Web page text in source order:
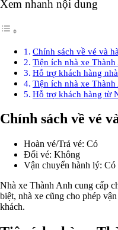
Xem nhanh nội dung
Chính sách về vé và
Tiện ích nhà xe Thành
Hỗ trợ khách hàng
Tiện ích nhà xe Thành
Hỗ trợ khách hàng từ
Chính sách về vé
Hoàn vé/Trả vé: Có
Đổi vé: Không
Vận chuyển hành lý: Có
Nhà xe Thành Anh cung cấp
biệt, nhà xe cũng cho phép
khách.